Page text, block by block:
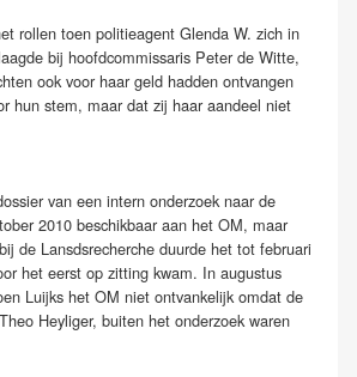
rollen toen politieagent Glenda W. zich in
bij hoofdcommissaris Peter de Witte,
ook voor haar geld hadden ontvangen
hun stem, maar dat zij haar aandeel niet
van een intern onderzoek naar de
2010 beschikbaar aan het OM, maar
de Lansdsrecherche duurde het tot februari
het eerst op zitting kwam. In augustus
Luijks het OM niet ontvankelijk omdat de
Heyliger, buiten het onderzoek waren